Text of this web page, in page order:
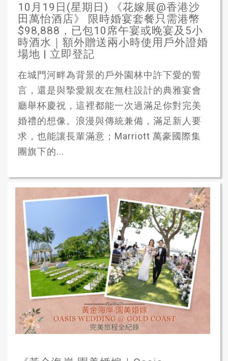
10月19日(星期日) 《花嫁展@香港沙
田萬怡酒店》 限時婚宴套餐只需港幣
$98,888，已包10席午宴或晚宴及5小
時酒水｜額外贈送兩小時使用戶外證婚
場地 | 立即登記
在城門河畔為背景的戶外園林中許下愛的誓
言，還是與摯愛親友在無柱設計的典雅宴會
廳舉杯慶祝，這裡都能一次過滿足你對完美
婚禮的想像。浪漫與傳統兼備，滿足新人要
求，也能讓長輩滿意；Marriott 萬豪國際集
團旗下的...